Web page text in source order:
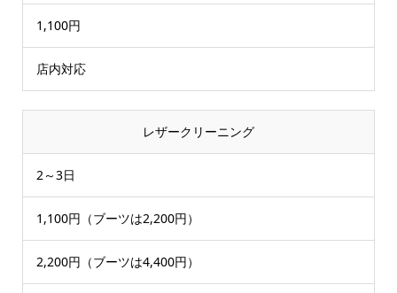
1,100円
店内対応
レザークリーニング
2～3日
1,100円（ブーツは2,200円）
2,200円（ブーツは4,400円）